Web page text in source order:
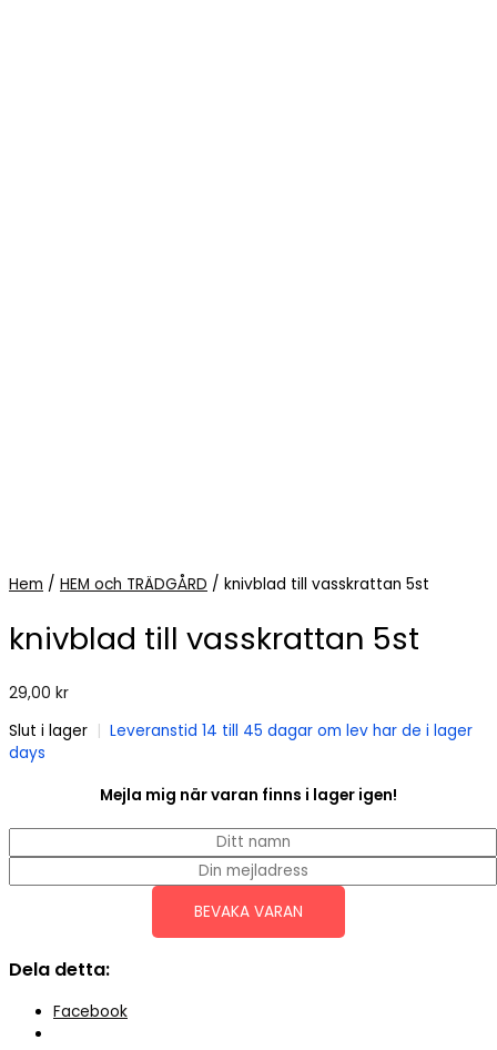
Hem / HEM och TRÄDGÅRD / knivblad till vasskrattan 5st
knivblad till vasskrattan 5st
29,00 kr
Slut i lager | Leveranstid 14 till 45 dagar om lev har de i lager
days
Mejla mig när varan finns i lager igen!
BEVAKA VARAN
Dela detta:
Facebook